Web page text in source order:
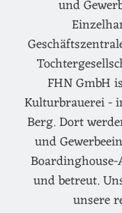
und
FHN GmbH
Kulturbrauerei -
Berg. Dort
und
und betreut.
unsere